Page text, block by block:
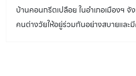
ปีนี้บริษัทมีแผนรุกตลาดระดับไฮเอนด์เ
วางแผนและทำงานร่วมกับสถาปนิกแ
บ้านคอนกรีตเปลือย ในอำเภอเมืองฯ จั
คนต่างวัยให้อยู่ร่วมกันอย่างสบายและ